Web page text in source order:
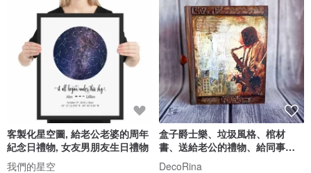
客製化星空圖, 給老公老婆的周年
紀念日禮物, 女友男朋友生日禮物
我們的星空
盒子爵士樂、垃圾風格、棺材
書、送給老公的禮物、給同事、
男士盒子書
DecoRina